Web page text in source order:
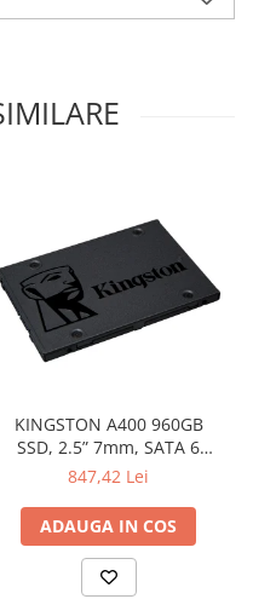
KINGSTON A400 960GB
SSD, 2.5” 7mm, SATA 6
Gb/s, Read/Write: 500 / 450
847,42 Lei
ADAUGA IN COS